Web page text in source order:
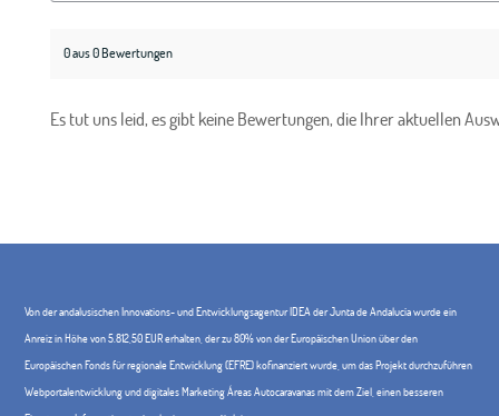
0 aus 0 Bewertungen
Es tut uns leid, es gibt keine Bewertungen, die Ihrer aktuellen
Von der andalusischen Innovations- und Entwicklungsagentur IDEA der Junta de Andalucía wurde ein
Anreiz in Höhe von 5.812,50 EUR erhalten, der zu 80% von der Europäischen Union über den
Europäischen Fonds für regionale Entwicklung (EFRE) kofinanziert wurde, um das Projekt durchzuführen
Webportalentwicklung und digitales Marketing Áreas Autocaravanas mit dem Ziel, einen besseren